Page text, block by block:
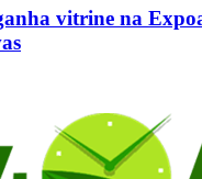
vitrine na